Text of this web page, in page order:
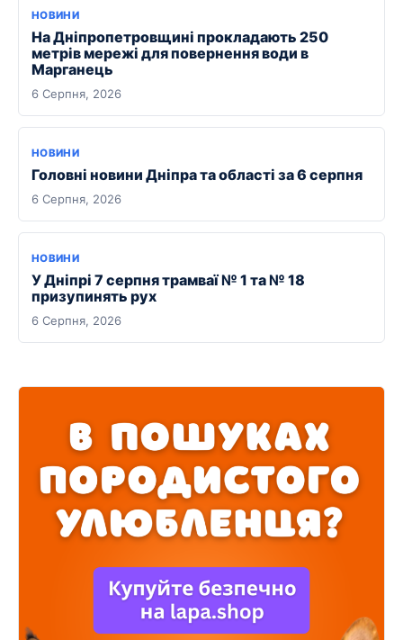
НОВИНИ
На Дніпропетровщині прокладають 250
метрів мережі для повернення води в
Марганець
6 Серпня, 2026
НОВИНИ
Головні новини Дніпра та області за 6 серпня
6 Серпня, 2026
НОВИНИ
У Дніпрі 7 серпня трамваї № 1 та № 18
призупинять рух
6 Серпня, 2026